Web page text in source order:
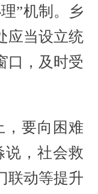
”机制。乡
应当设立统
口，及时受
要向困难
说，社会救
联动等提升